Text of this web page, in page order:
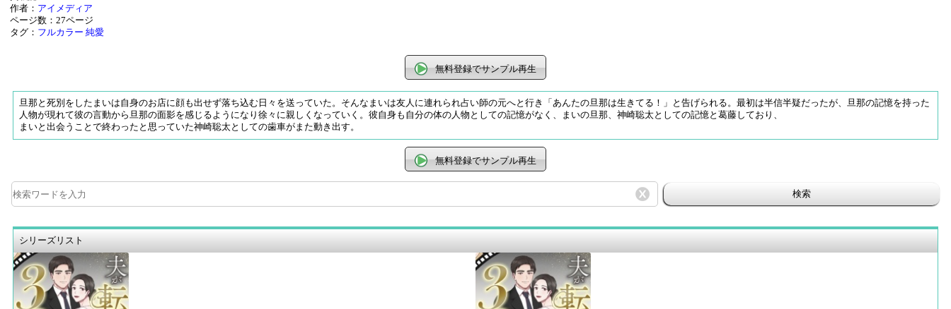
作者： アイメディア
ページ数：27ページ
タグ： フルカラー 純愛
無料登録でサンプル再生
旦那と死別をしたまいは自身のお店に顔も出せず落ち込む日々を送っていた。そんなまいは友人に連れられ占い師の元へと行き「あんたの旦那は生きてる！」と告げられる。最初は半信半疑だったが、旦那の記憶を持った
人物が現れて彼の言動から旦那の面影を感じるようになり徐々に親しくなっていく。彼自身も自分の体の人物としての記憶がなく、まいの旦那、神崎聡太としての記憶と葛藤しており、
まいと出会うことで終わったと思っていた神崎聡太としての歯車がまた動き出す。
無料登録でサンプル再生
検索
シリーズリスト